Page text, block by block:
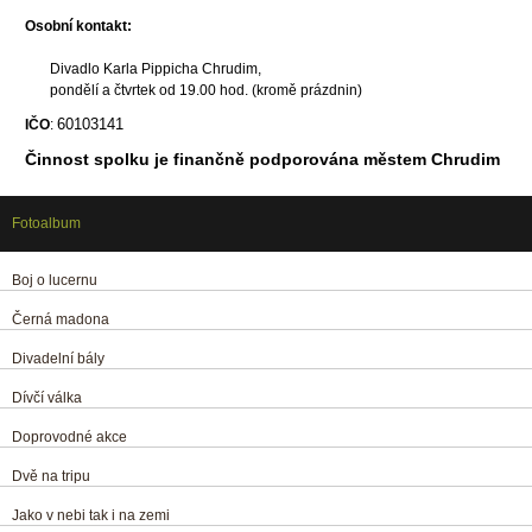
Osobní kontakt:
Divadlo Karla Pippicha Chrudim,
pondělí a čtvrtek od 19.00 hod. (kromě prázdnin)
IČO: 60103141
Činnost spolku je finančně podporována městem Chrudim
Fotoalbum
Boj o lucernu
Černá madona
Divadelní bály
Dívčí válka
Doprovodné akce
Dvě na tripu
Jako v nebi tak i na zemi